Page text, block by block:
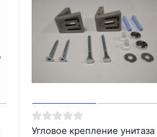
Угловое крепление унитаза